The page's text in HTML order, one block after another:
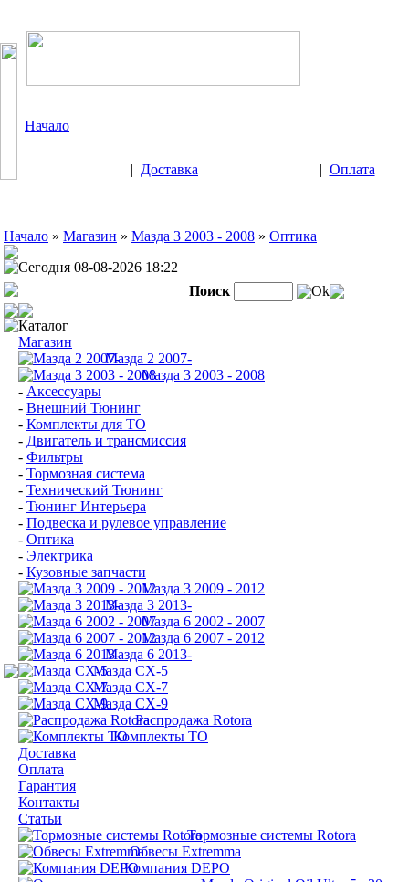
Начало
| Доставка | Оплата
Начало » Магазин » Мазда 3 2003 - 2008 » Оптика
Сегодня 08-08-2026 18:22
Поиск
Ok
Каталог
Магазин
Мазда 2 2007-
Мазда 3 2003 - 2008
- Аксессуары
- Внешний Тюнинг
- Комплекты для ТО
- Двигатель и трансмиссия
- Фильтры
- Тормозная система
- Технический Тюнинг
- Тюнинг Интерьера
- Подвеска и рулевое управление
- Оптика
- Электрика
- Кузовные запчасти
Мазда 3 2009 - 2012
Мазда 3 2013-
Мазда 6 2002 - 2007
Мазда 6 2007 - 2012
Мазда 6 2013-
Мазда CX-5
Мазда CX-7
Мазда СХ-9
Распродажа Rotora
Комплекты ТО
Доставка
Оплата
Гарантия
Контакты
Статьи
Тормозные системы Rotora
Обвесы Extremma
Компания DEPO